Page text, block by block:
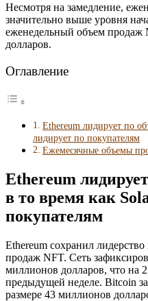
Несмотря на замедление,
значительно выше уровня
еженедельный объем продаж
долларов.
Оглавление
Ethereum лидирует по
лидирует по покупателям
Ежемесячные объемы
Ethereum
в то время как
покупателям
Ethereum сохранил
продаж NFT. Сеть
миллионов долларов, что на
предыдущей неделе. Bitcoin
размере 43 миллионов